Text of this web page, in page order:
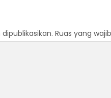
Ruas yang